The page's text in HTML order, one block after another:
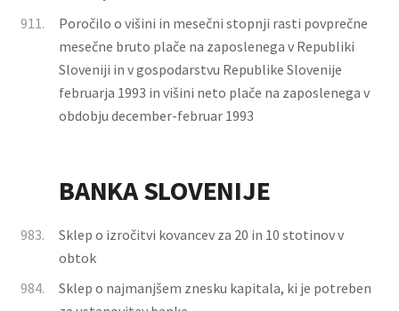
911.
Poročilo o višini in mesečni stopnji rasti povprečne
mesečne bruto plače na zaposlenega v Republiki
Sloveniji in v gospodarstvu Republike Slovenije
februarja 1993 in višini neto plače na zaposlenega v
obdobju december-februar 1993
BANKA SLOVENIJE
983.
Sklep o izročitvi kovancev za 20 in 10 stotinov v
obtok
984.
Sklep o najmanjšem znesku kapitala, ki je potreben